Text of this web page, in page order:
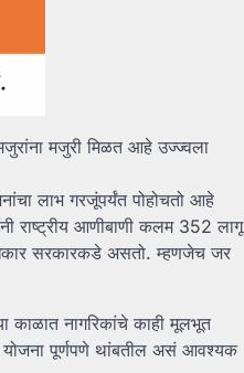
मजुरी मिळत आहे उज्ज्वला
लाभ गरजूंपर्यंत पोहोचतो आहे
राष्ट्रीय आणीबाणी कलम 352 लागू
सरकारकडे असतो. म्हणजेच जर
काळात नागरिकांचे काही मूलभूत
योजना पूर्णपणे थांबतील असं आवश्यक